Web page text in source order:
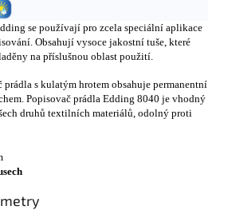
se používají pro zcela speciální aplikace
Obsahují vysoce jakostní tuše, které
na příslušnou oblast použití.
s kulatým hrotem obsahuje permanentní
Popisovač prádla Edding 8040 je vhodný
druhů textilních materiálů, odolný proti